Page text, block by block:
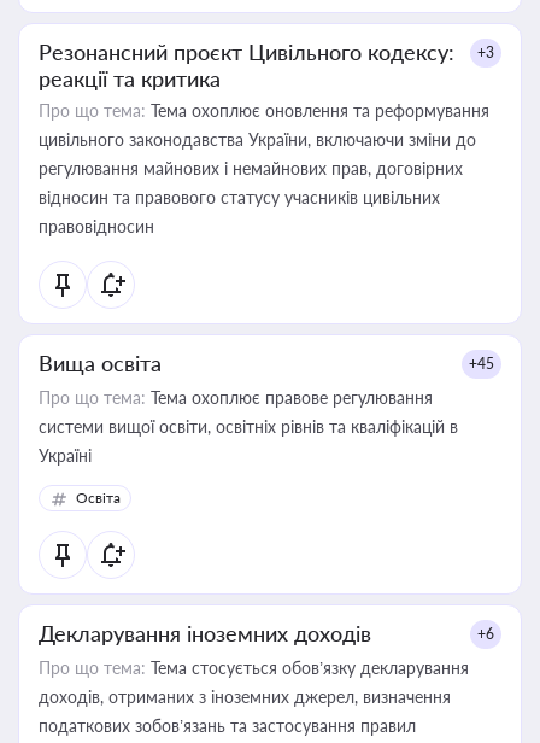
Резонансний проєкт Цивільного кодексу:
реакції та критика
+3
Про що тема: Тема охоплює оновлення та реформування
цивільного законодавства України, включаючи зміни до
регулювання майнових і немайнових прав, договірних
відносин та правового статусу учасників цивільних
правовідносин
Вища освіта +45
Про що тема: Тема охоплює правове регулювання
системи вищої освіти, освітніх рівнів та кваліфікацій в
Україні
Освіта
Декларування іноземних доходів +6
Про що тема: Тема стосується обов’язку декларування
доходів, отриманих з іноземних джерел, визначення
податкових зобов’язань та застосування правил